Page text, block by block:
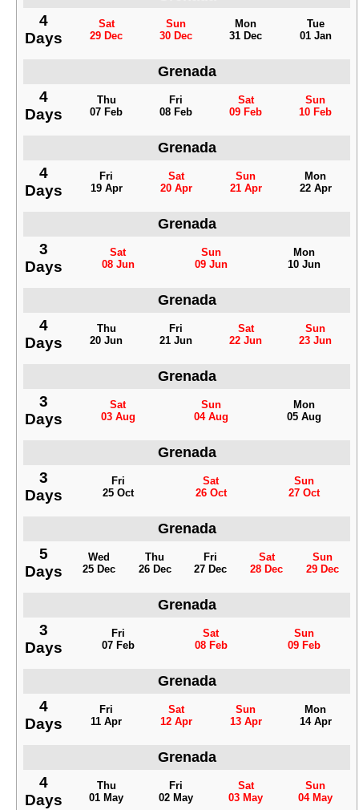
4
Days
Sat
29 Dec
Sun
30 Dec
Mon
31 Dec
Tue
01 Jan
Grenada
4
Days
Thu
07 Feb
Fri
08 Feb
Sat
09 Feb
Sun
10 Feb
Grenada
4
Days
Fri
19 Apr
Sat
20 Apr
Sun
21 Apr
Mon
22 Apr
Grenada
3
Days
Sat
08 Jun
Sun
09 Jun
Mon
10 Jun
Grenada
4
Days
Thu
20 Jun
Fri
21 Jun
Sat
22 Jun
Sun
23 Jun
Grenada
3
Days
Sat
03 Aug
Sun
04 Aug
Mon
05 Aug
Grenada
3
Days
Fri
25 Oct
Sat
26 Oct
Sun
27 Oct
Grenada
5
Days
Wed
25 Dec
Thu
26 Dec
Fri
27 Dec
Sat
28 Dec
Sun
29 Dec
Grenada
3
Days
Fri
07 Feb
Sat
08 Feb
Sun
09 Feb
Grenada
4
Days
Fri
11 Apr
Sat
12 Apr
Sun
13 Apr
Mon
14 Apr
Grenada
4
Days
Thu
01 May
Fri
02 May
Sat
03 May
Sun
04 May